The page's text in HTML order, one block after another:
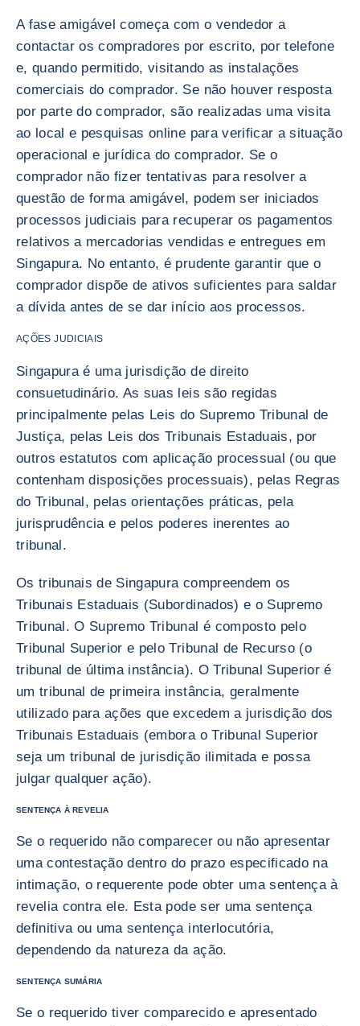
A fase amigável começa com o vendedor a
contactar os compradores por escrito, por telefone
e, quando permitido, visitando as instalações
comerciais do comprador. Se não houver resposta
por parte do comprador, são realizadas uma visita
ao local e pesquisas online para verificar a situação
operacional e jurídica do comprador. Se o
comprador não fizer tentativas para resolver a
questão de forma amigável, podem ser iniciados
processos judiciais para recuperar os pagamentos
relativos a mercadorias vendidas e entregues em
Singapura. No entanto, é prudente garantir que o
comprador dispõe de ativos suficientes para saldar
a dívida antes de se dar início aos processos.
AÇÕES JUDICIAIS
Singapura é uma jurisdição de direito
consuetudinário. As suas leis são regidas
principalmente pelas Leis do Supremo Tribunal de
Justiça, pelas Leis dos Tribunais Estaduais, por
outros estatutos com aplicação processual (ou que
contenham disposições processuais), pelas Regras
do Tribunal, pelas orientações práticas, pela
jurisprudência e pelos poderes inerentes ao
tribunal.
Os tribunais de Singapura compreendem os
Tribunais Estaduais (Subordinados) e o Supremo
Tribunal. O Supremo Tribunal é composto pelo
Tribunal Superior e pelo Tribunal de Recurso (o
tribunal de última instância). O Tribunal Superior é
um tribunal de primeira instância, geralmente
utilizado para ações que excedem a jurisdição dos
Tribunais Estaduais (embora o Tribunal Superior
seja um tribunal de jurisdição ilimitada e possa
julgar qualquer ação).
SENTENÇA À REVELIA
Se o requerido não comparecer ou não apresentar
uma contestação dentro do prazo especificado na
intimação, o requerente pode obter uma sentença à
revelia contra ele. Esta pode ser uma sentença
definitiva ou uma sentença interlocutória,
dependendo da natureza da ação.
SENTENÇA SUMÁRIA
Se o requerido tiver comparecido e apresentado